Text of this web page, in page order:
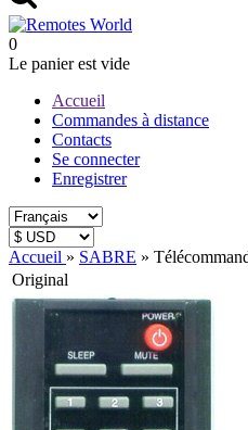
0
Le panier est vide
Accueil
Commandes à distance
Contacts
Se connecter
Enregistrer
Accueil » SABRE »
Original